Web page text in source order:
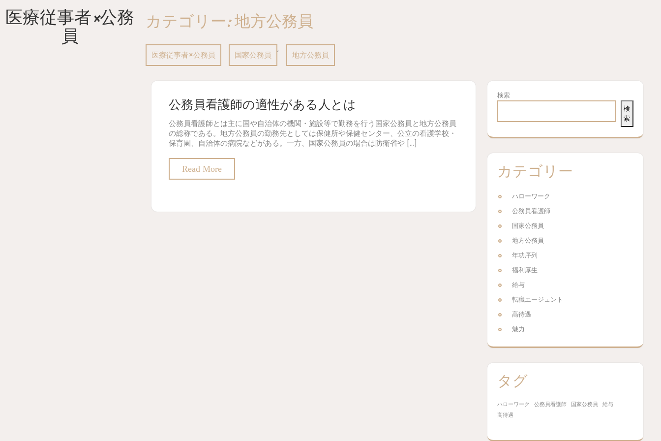
content
医療従事者×公務
員
カテゴリー:地方公務員
医療従事者×公務員 国家公務員
,
地方公務員
公務員看護師の適性がある人とは
公務員看護師とは主に国や自治体の機関・施設等で勤務を行う国家公務員と地方公務員
の総称である。地方公務員の勤務先としては保健所や保健センター、公立の看護学校・
保育園、自治体の病院などがある。一方、国家公務員の場合は防衛省や […]
Read More
検索
検
索
カテゴリー
ハローワーク
公務員看護師
国家公務員
地方公務員
年功序列
福利厚生
給与
転職エージェント
高待遇
魅力
タグ
ハローワーク 公務員看護師 国家公務員
給与
高待遇